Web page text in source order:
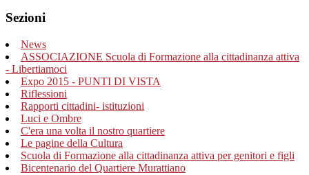
Sezioni
News
ASSOCIAZIONE Scuola di Formazione alla cittadinanza attiva
- Libertiamoci
Expo 2015 - PUNTI DI VISTA
Riflessioni
Rapporti cittadini- istituzioni
Luci e Ombre
C'era una volta il nostro quartiere
Le pagine della Cultura
Scuola di Formazione alla cittadinanza attiva per genitori e figli
Bicentenario del Quartiere Murattiano